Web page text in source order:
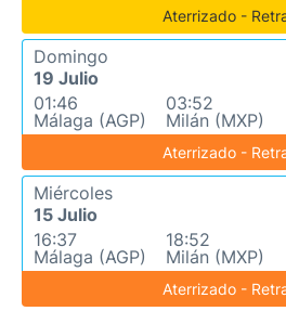
Aterrizado -
Domingo
19 Julio
01:46
Málaga (AGP)
03:52
Milán (MXP)
Aterrizado -
Miércoles
15 Julio
16:37
Málaga (AGP)
18:52
Milán (MXP)
Aterrizado -